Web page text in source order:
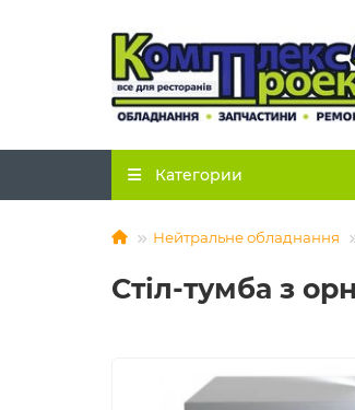
Категории
Нейтральне обладнання
Стіл-тумба з